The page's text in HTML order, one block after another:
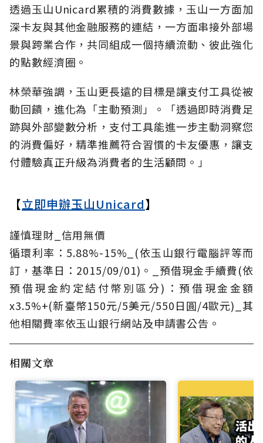
透過玉山Unicard累積的消費數據，玉山一方面加
深卡友與其他金融服務的連結，一方面串接外部場
景與跨業合作，共同組成一個持續流動、彼此強化
的點數經濟圈。
林榮華強調，玉山更長遠的目標是讓支付工具從被
動回饋，進化為「主動預測」。「透過即時消費足
跡與外部變數分析，支付工具能進一步主動洞察您
的消費偏好，精準推薦符合習慣的卡友優惠，讓支
付體驗真正升級為消費者的生活顧問。」
【立即申辦玉山Unicard】
謹慎理財_信用無價
循環利率：5.88%-15%_(依玉山銀行電腦評等而
訂，基準日：2015/09/01)。_預借現金手續費(依
預借現金約定結付幣別區分)：預借現金金額
x3.5%+(新臺幣150元/5美元/550日圓/4歐元)_其
他相關費率依玉山銀行網站及申請書公告。
相關文章